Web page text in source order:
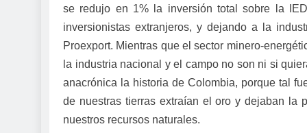
se redujo en 1% la inversión total sobre la
inversionistas extranjeros, y dejando a la
Proexport. Mientras que el sector minero-
la industria nacional y el campo no son ni si
anacrónica la historia de Colombia, porque tal
de nuestras tierras extraían el oro y dejaban la
nuestros recursos naturales.